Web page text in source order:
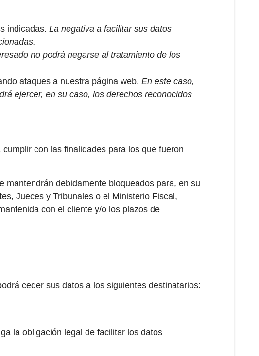
indicadas. La negativa a facilitar sus datos
no podrá negarse al tratamiento de los
ataques a nuestra página web. En este caso,
ejercer, en su caso, los derechos reconocidos
con las finalidades para los que fueron
mantendrán debidamente bloqueados para, en su
Jueces y Tribunales o el Ministerio Fiscal,
con el cliente y/o los plazos de
ceder sus datos a los siguientes destinatarios:
la obligación legal de facilitar los datos